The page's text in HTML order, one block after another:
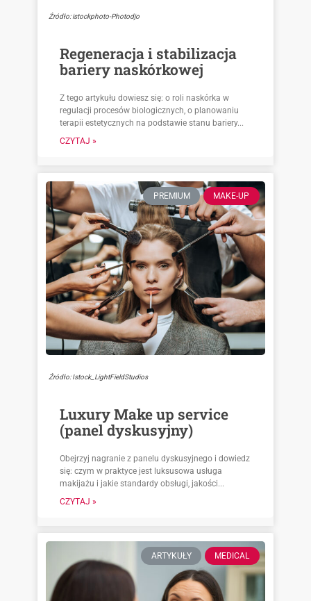
Źródło: istockphoto-Photodjo
Regeneracja i stabilizacja
bariery naskórkowej
Z tego artykułu dowiesz się: o roli naskórka w
regulacji procesów biologicznych, o planowaniu
terapii estetycznych na podstawie stanu bariery...
CZYTAJ »
PREMIUM MAKE-UP
Źródło: Istock_LightFieldStudios
Luxury Make up service
(panel dyskusyjny)
Obejrzyj nagranie z panelu dyskusyjnego i dowiedz
się: czym w praktyce jest luksusowa usługa
makijażu i jakie standardy obsługi, jakości...
CZYTAJ »
ARTYKUŁY MEDICAL